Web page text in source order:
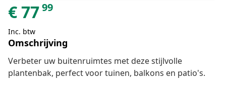
€7799
Inc. btw
Omschrijving
Verbeter uw buitenruimtes met deze stijlvolle
plantenbak, perfect voor tuinen, balkons en patio's.